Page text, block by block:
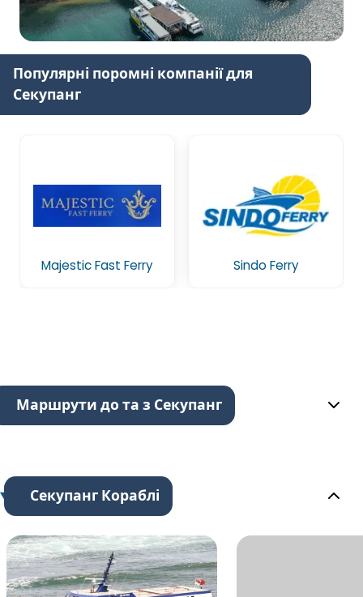
Популярні поромні компанії для
Секупанг
Majestic Fast Ferry Sindo Ferry
Маршрути до та з Секупанг
Секупанг Кораблі